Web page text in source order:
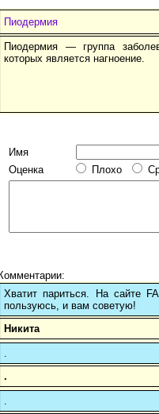
Пиодермия
Пиодермия — группа
которых является нагноение.
Имя
Оценка
Плохо
Хватит париться. На сайте
пользуюсь, и вам советую!
Никита
.